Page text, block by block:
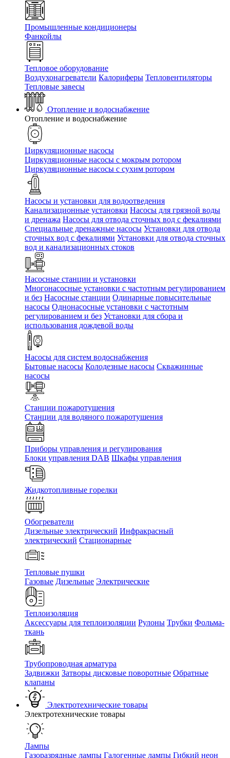
Промышленные кондиционеры
Фанкойлы
Тепловое оборудование
Воздухонагреватели Калориферы Тепловентиляторы
Тепловые завесы
Отопление и водоснабжение
Отопление и водоснабжение
Циркуляционные насосы
Циркуляционные насосы с мокрым ротором
Циркуляционные насосы с сухим ротором
Насосы и установки для водоотведения
Канализационные установки Насосы для грязной воды
и дренажа Насосы для отвода сточных вод c фекалиями
Специальные дренажные насосы Установки для отвода
сточных вод c фекалиями Установки для отвода сточных
вод и канализационных стоков
Насосные станции и установки
Многонасосные установки с частотным регулированием
и без Насосные станции Одинарные повысительные
насосы Однонасосные установки с частотным
регулированием и без Установки для сбора и
использования дождевой воды
Насосы для систем водоснабжения
Бытовые насосы Колодезные насосы Скважинные
насосы
Станции пожаротушения
Станции для водяного пожаротушения
Приборы управления и регулирования
Блоки управления DAB Шкафы управления
Жидкотопливные горелки
Обогреватели
Дизельные электрический Инфракрасный
электрический Стационарные
Тепловые пушки
Газовые Дизельные Электрические
Теплоизоляция
Аксессуары для теплоизоляции Рулоны Трубки Фольма-
ткань
Трубопроводная арматура
Задвижки Затворы дисковые поворотные Обратные
клапаны
Электротехнические товары
Электротехнические товары
Лампы
Газоразрядные лампы Галогенные лампы Гибкий неон